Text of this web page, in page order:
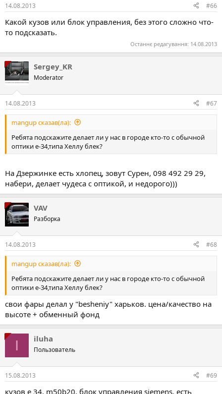
14.08.2013 #66
Какой кузов или блок управления, без этого сложно что-
то подсказать.
Останнє редагування: 14.08.2013
Sergey_KR
Moderator
14.08.2013 #67
mangup сказав(ла):
Ребята подскажите делает ли у нас в городе кто-то с обычной
оптики е-34,типа Хеллу блек?
На Дзержинке есть хлопец, зовут Сурен, 098 492 29 29,
набери, делает чудеса с оптикой, и недорого)))
VAV
Разборка
14.08.2013 #68
mangup сказав(ла):
Ребята подскажите делает ли у нас в городе кто-то с обычной
оптики е-34,типа Хеллу блек?
свои фары делал у "besheniy" харьков. цена/качество на
высоте + обменный фонд
I iluha
Пользователь
15.08.2013 #69
кузов е 34, m50b20, блок управления siemens. есть